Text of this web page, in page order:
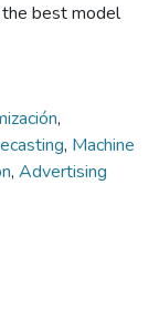
best model
,
, Machine
, Advertising